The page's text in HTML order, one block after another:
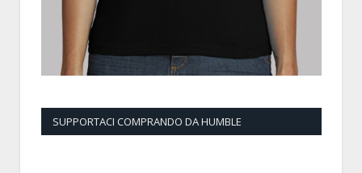
SUPPORTACI COMPRANDO DA HUMBLE